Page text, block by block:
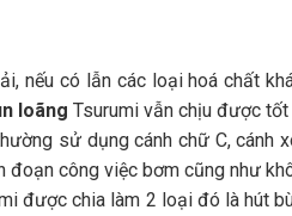
nếu có lẫn các loại hoá chất
loãng Tsurumi vẫn chịu được
sử dụng cánh chữ C,
đoạn công việc bơm cũng như
được chia làm 2 loại đó là hút